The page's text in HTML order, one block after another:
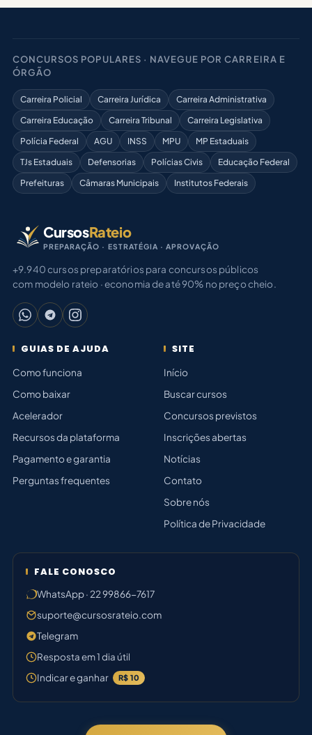
CONCURSOS POPULARES · NAVEGUE POR CARREIRA E
ÓRGÃO
Carreira Policial Carreira Jurídica
Carreira Administrativa
Carreira Educação
Carreira Tribunal
Carreira Legislativa
Polícia Federal
AGU INSS MPU
MP Estaduais
TJs Estaduais
Defensorias Polícias Civis
Educação Federal
Prefeituras
Câmaras Municipais Institutos Federais
CursosRateio
PREPARAÇÃO · ESTRATÉGIA · APROVAÇÃO
+9.940 cursos preparatórios para concursos públicos
com modelo rateio · economia de até 90% no preço cheio.
GUIAS DE AJUDA
Como funciona
Como baixar
Acelerador
Recursos da plataforma
Pagamento e garantia
Perguntas frequentes
SITE
Início
Buscar cursos
Concursos previstos
Inscrições abertas
Notícias
Contato
Sobre nós
Política de Privacidade
FALE CONOSCO
WhatsApp · 22 99866-7617
suporte@cursosrateio.com
Telegram
Resposta em 1 dia útil
Indicar e ganhar
R$ 10